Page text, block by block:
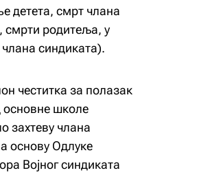
детета, смрт члана
смрти родитеља, у
члана синдиката).
честитка за полазак
основне школе
захтеву члана
основу Одлуке
Војног синдиката